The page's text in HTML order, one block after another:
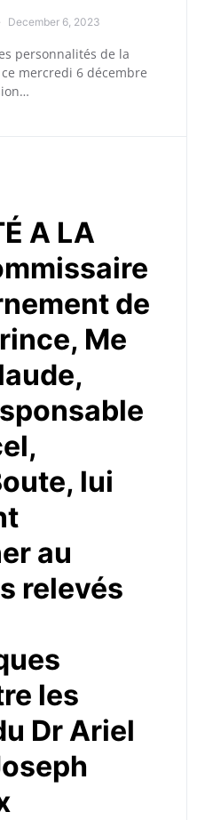
December 6, 2023
personnalités de la
mercredi 6 décembre
A LA
de
Me
lui
au
relevés
les
Dr Ariel